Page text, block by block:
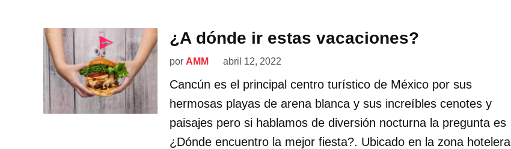
¿A dónde ir estas vacaciones?
por AMM abril 12, 2022
Cancún es el principal centro turístico de México por sus
hermosas playas de arena blanca y sus increíbles cenotes y
paisajes pero si hablamos de diversión nocturna la pregunta es
¿Dónde encuentro la mejor fiesta?. Ubicado en la zona hotelera